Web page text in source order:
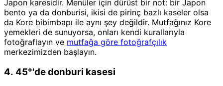
Japon karesidir. Menüler için dürüst bir not: bir Japon
bento ya da donburisi, ikisi de pirinç bazlı kaseler olsa
da Kore bibimbapı ile aynı şey değildir. Mutfağınız Kore
yemekleri de sunuyorsa, onları kendi kurallarıyla
fotoğraflayın ve mutfağa göre fotoğrafçılık
merkezimizden başlayın.
4. 45°'de donburi kasesi